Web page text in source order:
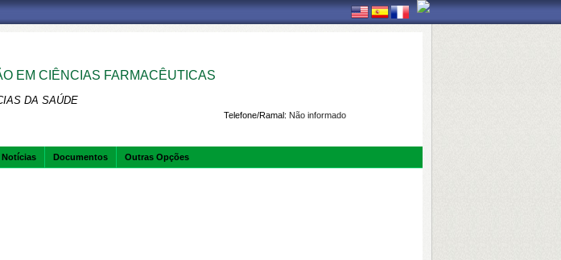
EM CIÊNCIAS FARMACÊUTICAS
DA SAÚDE
Telefone/Ramal: Não informado
Notícias Documentos Outras Opções